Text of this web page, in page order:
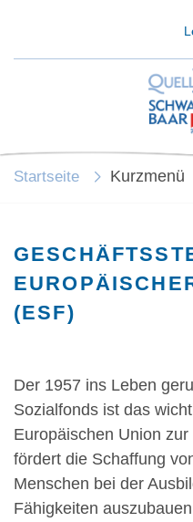
Startseite Kurzmenü
(ESF)
Der 1957 ins Leben
Sozialfonds ist das
Europäischen Union
fördert die Schaffung
Menschen bei der
Fähigkeiten